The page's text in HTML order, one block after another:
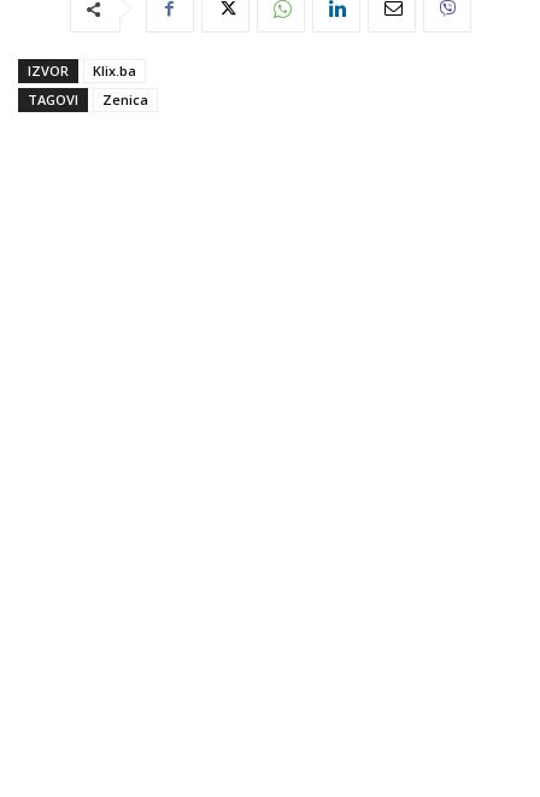
IZVOR
Klix.ba
TAGOVI
Zenica